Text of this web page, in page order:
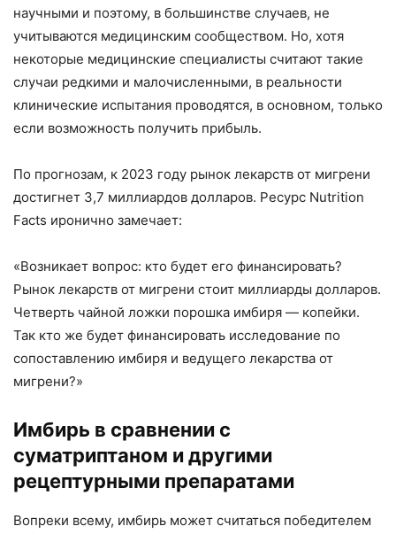
научными и поэтому, в большинстве случаев, не
учитываются медицинским сообществом. Но, хотя
некоторые медицинские специалисты считают такие
случаи редкими и малочисленными, в реальности
клинические испытания проводятся, в основном, только
если возможность получить прибыль.
По прогнозам, к 2023 году рынок лекарств от мигрени
достигнет 3,7 миллиардов долларов. Ресурс Nutrition
Facts иронично замечает:
«Возникает вопрос: кто будет его финансировать?
Рынок лекарств от мигрени стоит миллиарды долларов.
Четверть чайной ложки порошка имбиря — копейки.
Так кто же будет финансировать исследование по
сопоставлению имбиря и ведущего лекарства от
мигрени?»
Имбирь в сравнении с
суматриптаном и другими
рецептурными препаратами
Вопреки всему, имбирь может считаться победителем